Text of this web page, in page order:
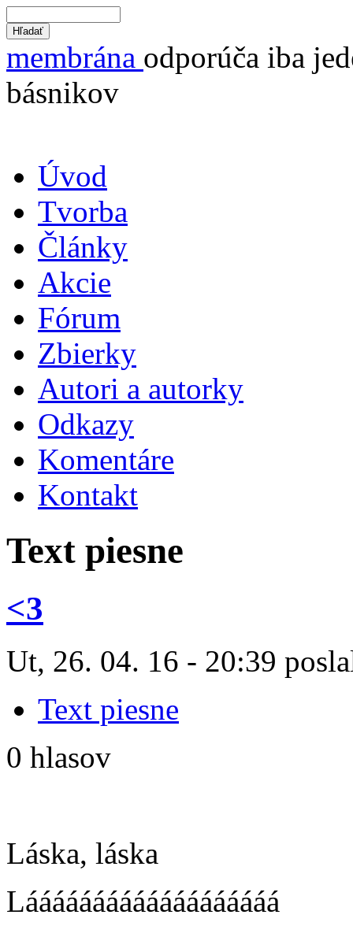
membrána odporúča iba
básnikov
Úvod
Tvorba
Články
Akcie
Fórum
Zbierky
Autori a autorky
Odkazy
Komentáre
Kontakt
Text piesne
<3
Ut, 26. 04. 16 - 20:39
Text piesne
0 hlasov
Láska, láska
Lááááááááááááááááááá